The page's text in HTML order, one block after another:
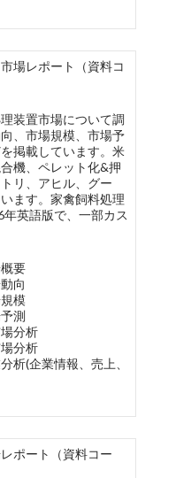
場レポート（資料コ
装置市場について調
、市場規模、市場予
掲載しています。米
機、ペレット化&押
リ、アヒル、グー
ます。家禽飼料処理
英語版で、一部カス
要
向
模
測
分析
分析
析(企業情報、売上、
ポート（資料コー